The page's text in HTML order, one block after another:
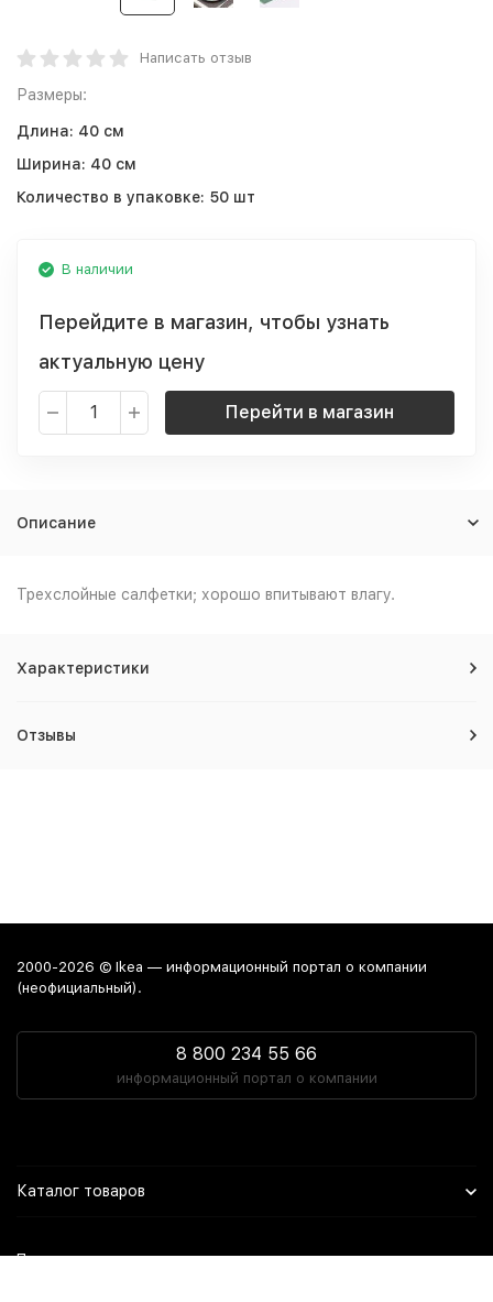
Написать отзыв
Размеры:
Длина: 40 см
Ширина: 40 см
Количество в упаковке: 50 шт
В наличии
Перейдите в магазин, чтобы узнать
актуальную цену
Перейти в магазин
Описание
Трехслойные салфетки; хорошо впитывают влагу.
Характеристики
Отзывы
2000-2026 © Ikea — информационный портал о компании
(неофициальный).
8 800 234 55 66
информационный портал о компании
Каталог товаров
Политика персональных данных